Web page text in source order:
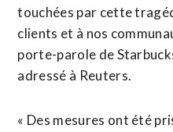
touchées par cette
clients et à nos
porte-parole de
adressé à Reuters.
« Des mesures ont été